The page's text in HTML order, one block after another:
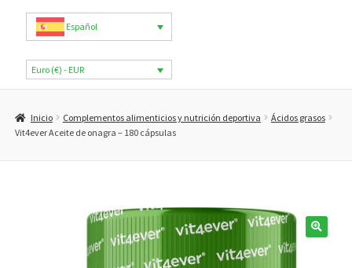
Categorías de productos
Marcas
B2B
Español
Euro (€) - EUR
Inicio Complementos alimenticios y nutrición deportiva
Ácidos grasos
Vit4ever Aceite de onagra – 180 cápsulas